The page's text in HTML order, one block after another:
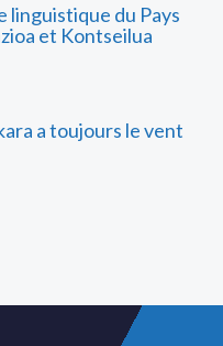
linguistique du Pays
et Kontseilua
a toujours le vent